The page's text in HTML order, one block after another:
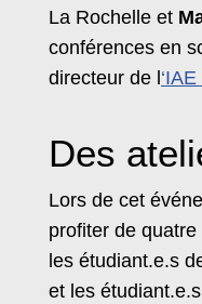
La Rochelle et
conférences en
directeur de l
Des
Lors de cet
profiter de
les étudiant.e.s
et les